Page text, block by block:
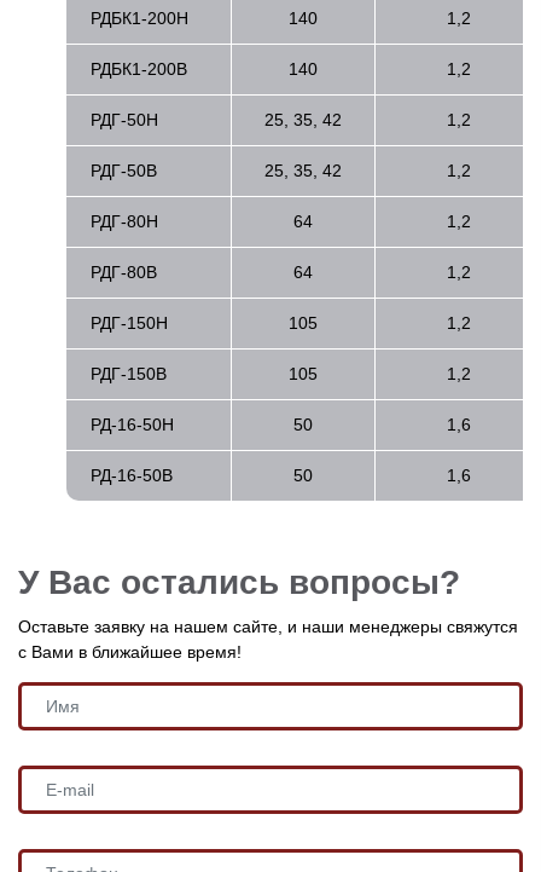
РДБК1-200Н 140 1,2
РДБК1-200В 140 1,2
РДГ-50Н 25, 35, 42 1,2
РДГ-50В 25, 35, 42 1,2
РДГ-80Н 64 1,2
РДГ-80В 64 1,2
РДГ-150Н 105 1,2
РДГ-150В 105 1,2
РД-16-50Н 50 1,6
РД-16-50В 50 1,6
У Вас остались вопросы?
Оставьте заявку на нашем сайте, и наши менеджеры свяжутся
с Вами в ближайшее время!